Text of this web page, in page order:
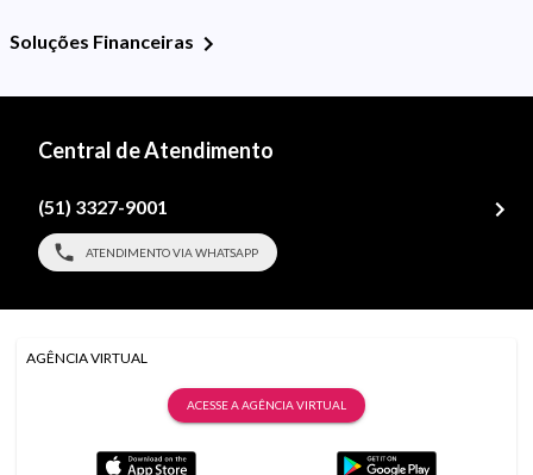
Soluções Financeiras
Central de Atendimento
(51) 3327-9001
ATENDIMENTO VIA WHATSAPP
AGÊNCIA VIRTUAL
ACESSE A AGÊNCIA VIRTUAL